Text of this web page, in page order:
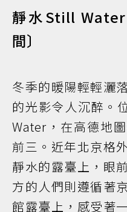
靜水Still
間〕
冬季的暖陽輕輕灑
的光影令人沉醉。
Water，在高德地
前三。近年北京格
靜水的露臺上，眼
方的人們則遵循著
館露臺上，感受著